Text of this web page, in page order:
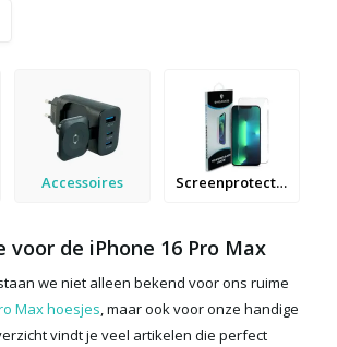
Accessoires Screenprotectors
voor de iPhone 16 Pro Max
we niet alleen bekend voor ons ruime
Max hoesjes, maar ook voor onze handige
vindt je veel artikelen die perfect